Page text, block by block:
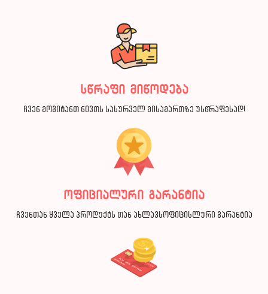
სწრაფი მიწოდება
ჩვენ მოგიტანთ ნივთს სასურველ მისამართზე უსწრაფესად!
ოფიციალური გარანტია
ჩვენთან ყველა პროდუქტს თან ახლავსოფიცისლური გარანტია